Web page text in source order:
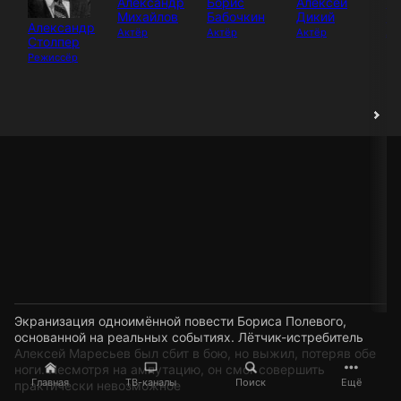
Главная ТВ-каналы Поиск Ещё
Александр
Столпер
Режиссёр
Михайлов
Актёр
Бабочкин
Актёр
Дикий
Актёр
Экранизация одноимённой повести Бориса Полевого,
основанной на реальных событиях. Лётчик-истребитель
Алексей Маресьев был сбит в бою, но выжил, потеряв обе
ноги. Несмотря на ампутацию, он смог совершить
практически невозможное